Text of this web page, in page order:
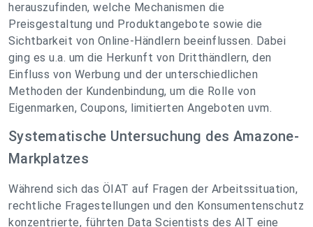
herauszufinden, welche Mechanismen die
Preisgestaltung und Produktangebote sowie die
Sichtbarkeit von Online-Händlern beeinflussen. Dabei
ging es u.a. um die Herkunft von Dritthändlern, den
Einfluss von Werbung und der unterschiedlichen
Methoden der Kundenbindung, um die Rolle von
Eigenmarken, Coupons, limitierten Angeboten uvm.
Systematische Untersuchung des Amazone-
Markplatzes
Während sich das ÖIAT auf Fragen der Arbeitssituation,
rechtliche Fragestellungen und den Konsumentenschutz
konzentrierte, führten Data Scientists des AIT eine